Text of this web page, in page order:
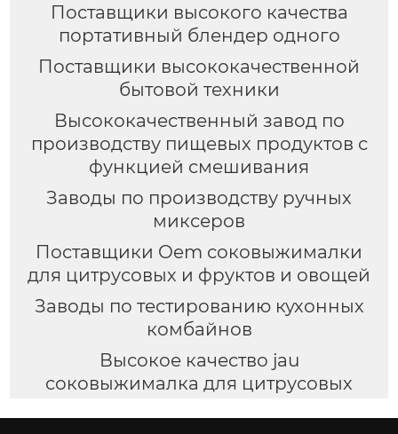
Поставщики высокого качества
портативный блендер одного
Поставщики высококачественной
бытовой техники
Высококачественный завод по
производству пищевых продуктов с
функцией смешивания
Заводы по производству ручных
миксеров
Поставщики Oem соковыжималки
для цитрусовых и фруктов и овощей
Заводы по тестированию кухонных
комбайнов
Высокое качество jau
соковыжималка для цитрусовых